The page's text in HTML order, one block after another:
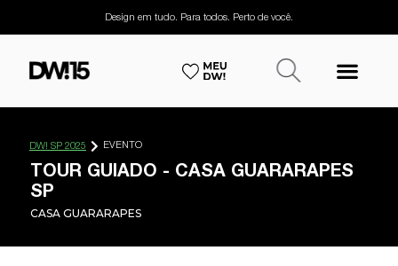
Design em tudo. Para todos. Perto de você.
DW! SP 2025 EVENTO
TOUR GUIADO - CASA GUARARAPES
SP
CASA GUARARAPES